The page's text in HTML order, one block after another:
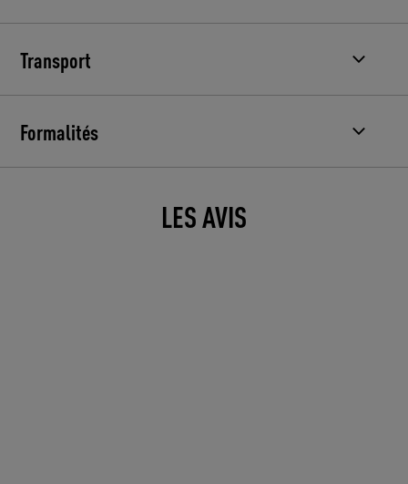
Transport
Formalités
LES AVIS